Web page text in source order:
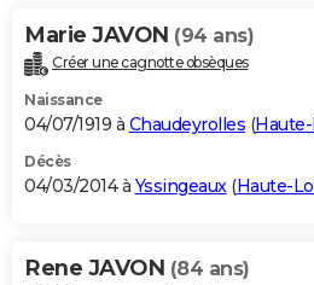
Marie JAVON (94 ans)
Créer une cagnotte obsèques
Naissance
04/07/1919 à Chaudeyrolles (
Décès
04/03/2014 à Yssingeaux(Haute-
Rene JAVON (84 ans)